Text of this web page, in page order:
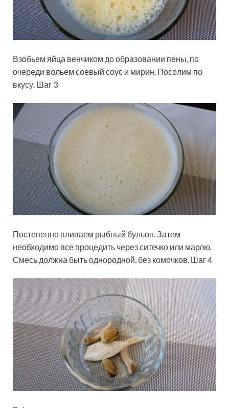
Взобьем яйца венчиком до образовании пены, по
очереди вольем соевый соус и мирин. Посолим по
вкусу. Шаг 3
Постепенно вливаем рыбный бульон. Затем
необходимо все процедить через ситечко или марлю.
Смесь должна быть однородной, без комочков. Шаг 4